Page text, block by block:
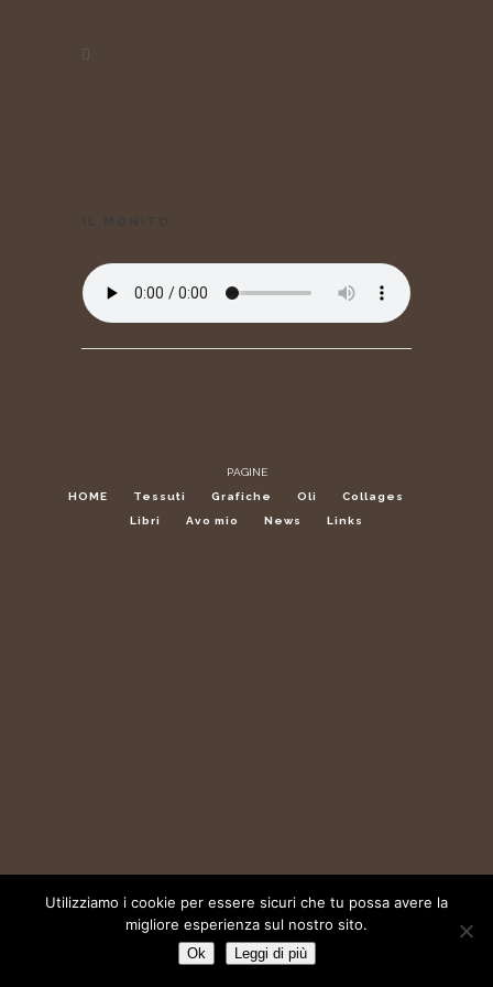
PAGINE
HOME
Tessuti Grafiche Oli
Collages
Libri
Avo mio News Links
Utilizziamo i cookie per essere sicuri che tu possa avere la
migliore esperienza sul nostro sito.
Ok Leggi di più